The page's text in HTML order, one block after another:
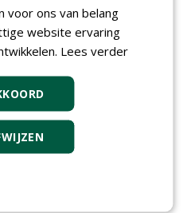
en Heem in
12 augustus 2026
houdt
100 kwekers
voor ons van belang
website ervaring
Lees verder